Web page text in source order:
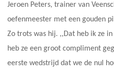
Jeroen Peters, trainer van
oefenmeester met een gouden
Zo trots was hij. ,,Dat heb ik ze
heb ze een groot compliment
eerste wedstrijd dat we de nul